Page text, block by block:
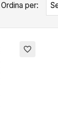
Ordina per:
favorite_border